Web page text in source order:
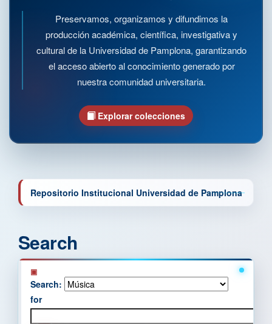
Preservamos, organizamos y difundimos la
producción académica, científica, investigativa y
cultural de la Universidad de Pamplona, garantizando
el acceso abierto al conocimiento generado por
nuestra comunidad universitaria.
Explorar colecciones
Repositorio Institucional Universidad de Pamplona
Search
Search:
for